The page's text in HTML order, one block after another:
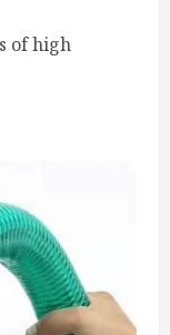
of high